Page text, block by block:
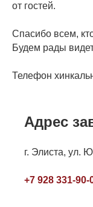
от гостей.
Спасибо всем,
Будем рады
Телефон
Адрес
г. Элиста, ул.
+7 928 331-90-